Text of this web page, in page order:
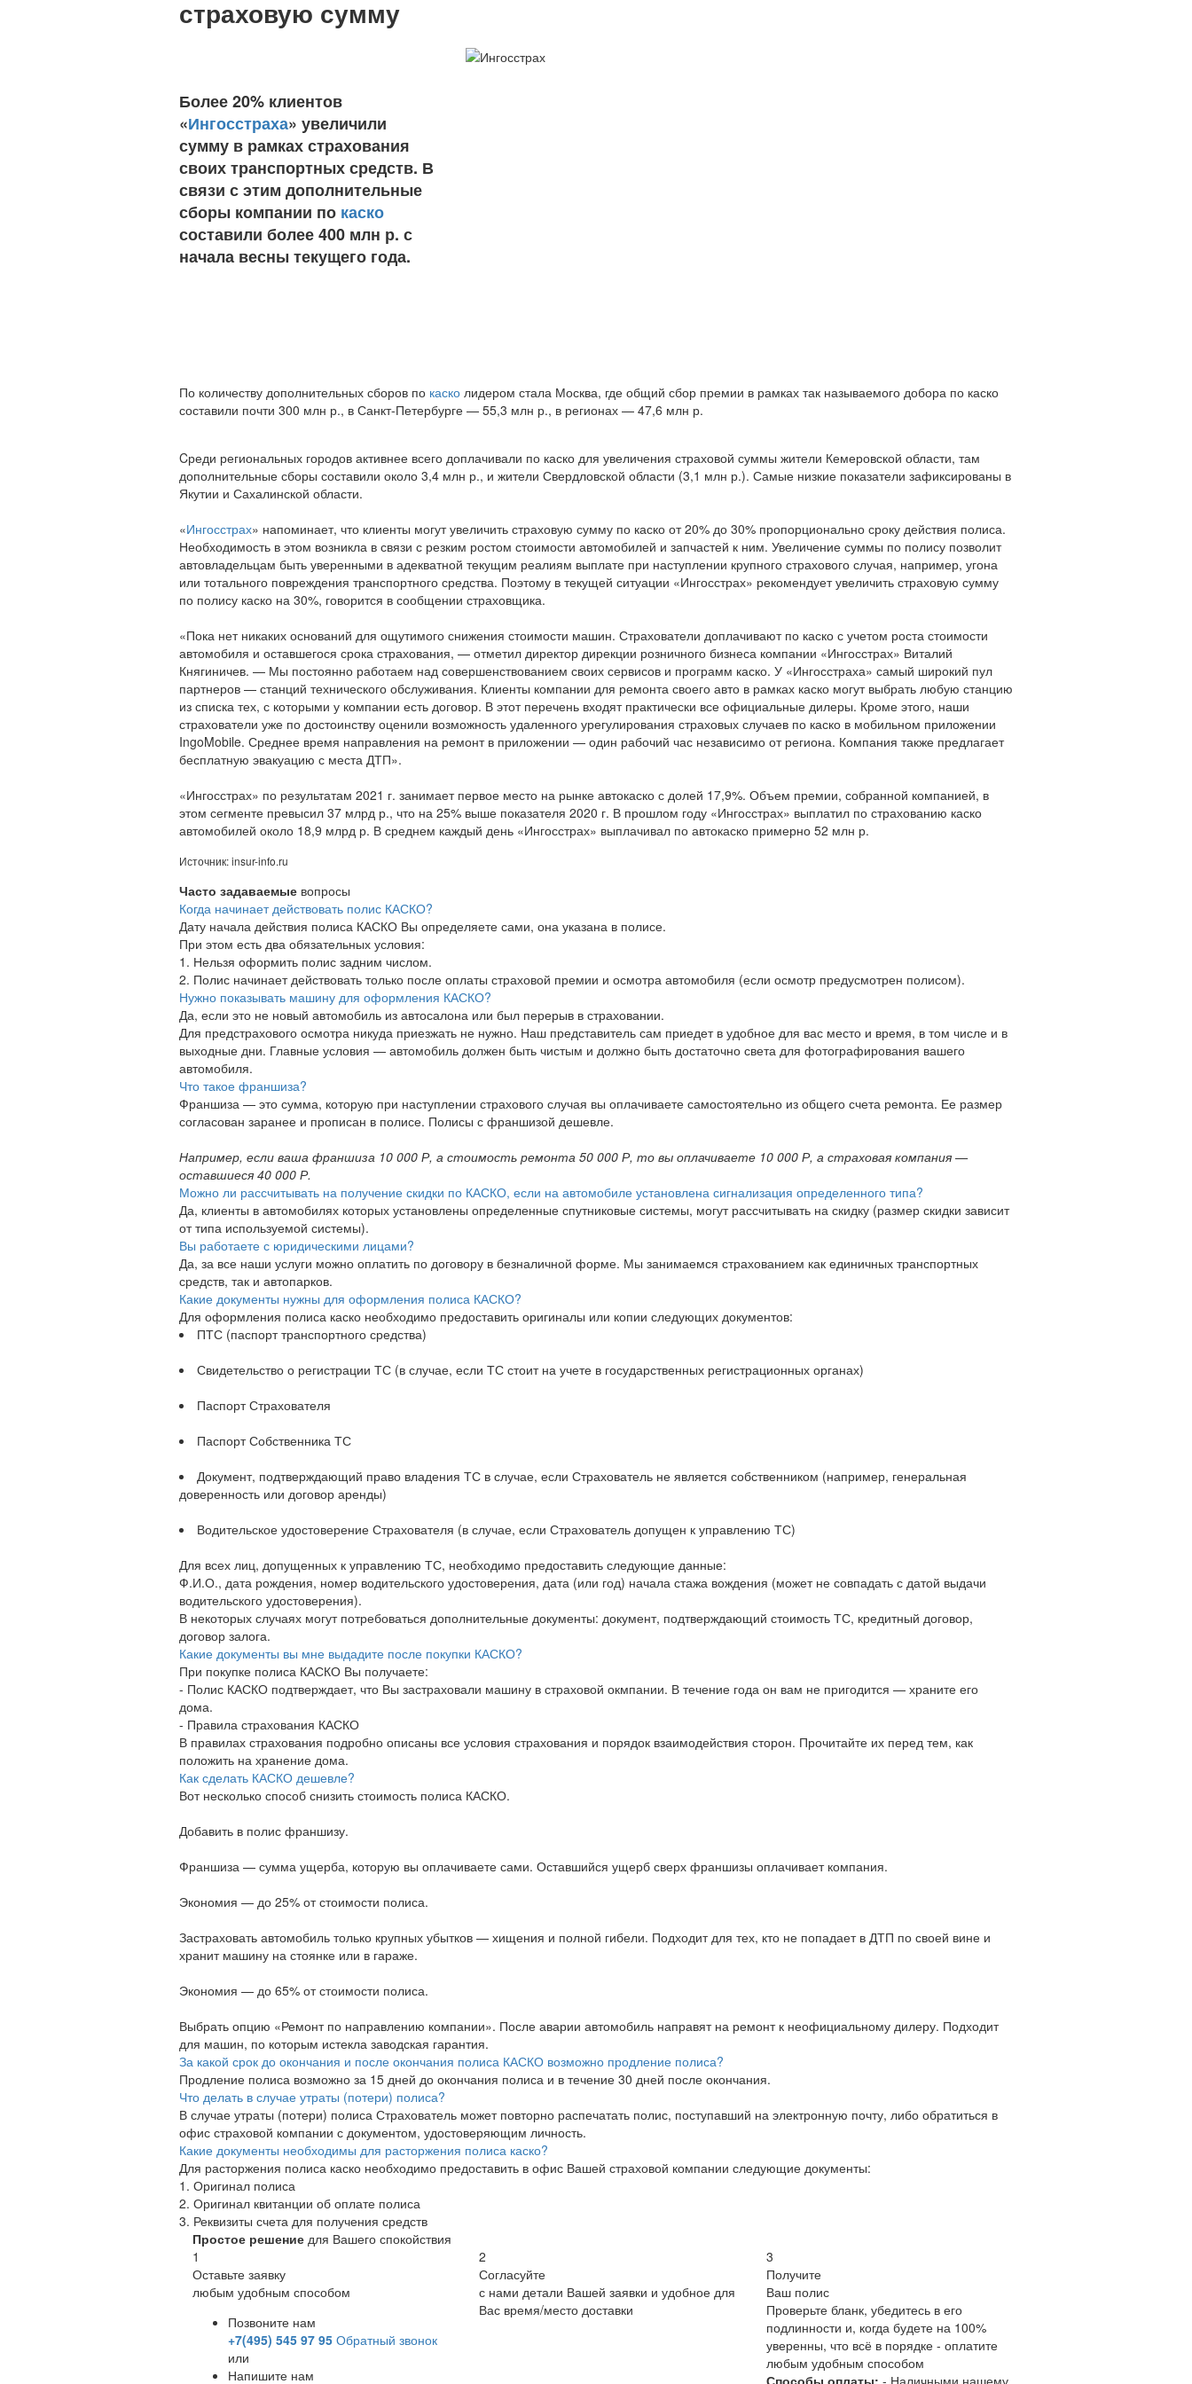
страховую сумму
Более 20% клиентов
«Ингосстраха» увеличили
сумму в рамках страхования
своих транспортных средств. В
связи с этим дополнительные
сборы компании по каско
составили более 400 млн р. с
начала весны текущего года.
По количеству дополнительных сборов по каско лидером стала Москва, где общий сбор премии в рамках так называемого добора по каско
составили почти 300 млн р., в Санкт-Петербурге — 55,3 млн р., в регионах — 47,6 млн р.
Cреди региональных городов активнее всего доплачивали по каско для увеличения страховой суммы жители Кемеровской области, там
дополнительные сборы составили около 3,4 млн р., и жители Свердловской области (3,1 млн р.). Самые низкие показатели зафиксированы в
Якутии и Сахалинской области.
«Ингосстрах» напоминает, что клиенты могут увеличить страховую сумму по каско от 20% до 30% пропорционально сроку действия полиса.
Необходимость в этом возникла в связи с резким ростом стоимости автомобилей и запчастей к ним. Увеличение суммы по полису позволит
автовладельцам быть уверенными в адекватной текущим реалиям выплате при наступлении крупного страхового случая, например, угона
или тотального повреждения транспортного средства. Поэтому в текущей ситуации «Ингосстрах» рекомендует увеличить страховую сумму
по полису каско на 30%, говорится в сообщении страховщика.
«Пока нет никаких оснований для ощутимого снижения стоимости машин. Страхователи доплачивают по каско с учетом роста стоимости
автомобиля и оставшегося срока страхования, — отметил директор дирекции розничного бизнеса компании «Ингосстрах» Виталий
Княгиничев. — Мы постоянно работаем над совершенствованием своих сервисов и программ каско. У «Ингосстраха» самый широкий пул
партнеров — станций технического обслуживания. Клиенты компании для ремонта своего авто в рамках каско могут выбрать любую станцию
из списка тех, с которыми у компании есть договор. В этот перечень входят практически все официальные дилеры. Кроме этого, наши
страхователи уже по достоинству оценили возможность удаленного урегулирования страховых случаев по каско в мобильном приложении
IngoMobile. Среднее время направления на ремонт в приложении — один рабочий час независимо от региона. Компания также предлагает
бесплатную эвакуацию с места ДТП».
«Ингосстрах» по результатам 2021 г. занимает первое место на рынке автокаско с долей 17,9%. Объем премии, собранной компанией, в
этом сегменте превысил 37 млрд р., что на 25% выше показателя 2020 г. В прошлом году «Ингосстрах» выплатил по страхованию каско
автомобилей около 18,9 млрд р. В среднем каждый день «Ингосстрах» выплачивал по автокаско примерно 52 млн р.
Источник: insur-info.ru
Часто задаваемые вопросы
Когда начинает действовать полис КАСКО?
Дату начала действия полиса КАСКО Вы определяете сами, она указана в полисе.
При этом есть два обязательных условия:
1. Нельзя оформить полис задним числом.
2. Полис начинает действовать только после оплаты страховой премии и осмотра автомобиля (если осмотр предусмотрен полисом).
Нужно показывать машину для оформления КАСКО?
Да, если это не новый автомобиль из автосалона или был перерыв в страховании.
Для предстрахового осмотра никуда приезжать не нужно. Наш представитель сам приедет в удобное для вас место и время, в том числе и в
выходные дни. Главные условия — автомобиль должен быть чистым и должно быть достаточно света для фотографирования вашего
автомобиля.
Что такое франшиза?
Франшиза — это сумма, которую при наступлении страхового случая вы оплачиваете самостоятельно из общего счета ремонта. Ее размер
согласован заранее и прописан в полисе. Полисы с франшизой дешевле.
Например, если ваша франшиза 10 000 Р, а стоимость ремонта 50 000 Р, то вы оплачиваете 10 000 Р, а страховая компания —
оставшиеся 40 000 Р.
Можно ли рассчитывать на получение скидки по КАСКО, если на автомобиле установлена сигнализация определенного типа?
Да, клиенты в автомобилях которых установлены определенные спутниковые системы, могут рассчитывать на скидку (размер скидки зависит
от типа используемой системы).
Вы работаете с юридическими лицами?
Да, за все наши услуги можно оплатить по договору в безналичной форме. Мы занимаемся страхованием как единичных транспортных
средств, так и автопарков.
Какие документы нужны для оформления полиса КАСКО?
Для оформления полиса каско необходимо предоставить оригиналы или копии следующих документов:
ПТС (паспорт транспортного средства)
Свидетельство о регистрации ТС (в случае, если ТС стоит на учете в государственных регистрационных органах)
Паспорт Страхователя
Паспорт Собственника ТС
Документ, подтверждающий право владения ТС в случае, если Страхователь не является собственником (например, генеральная
доверенность или договор аренды)
Водительское удостоверение Страхователя (в случае, если Страхователь допущен к управлению ТС)
Для всех лиц, допущенных к управлению ТС, необходимо предоставить следующие данные:
Ф.И.О., дата рождения, номер водительского удостоверения, дата (или год) начала стажа вождения (может не совпадать с датой выдачи
водительского удостоверения).
В некоторых случаях могут потребоваться дополнительные документы: документ, подтверждающий стоимость ТС, кредитный договор,
договор залога.
Какие документы вы мне выдадите после покупки КАСКО?
При покупке полиса КАСКО Вы получаете:
- Полис КАСКО подтверждает, что Вы застраховали машину в страховой окмпании. В течение года он вам не пригодится — храните его
дома.
- Правила страхования КАСКО
В правилах страхования подробно описаны все условия страхования и порядок взаимодействия сторон. Прочитайте их перед тем, как
положить на хранение дома.
Как сделать КАСКО дешевле?
Вот несколько способ снизить стоимость полиса КАСКО.
Добавить в полис франшизу.
Франшиза — сумма ущерба, которую вы оплачиваете сами. Оставшийся ущерб сверх франшизы оплачивает компания.
Экономия — до 25% от стоимости полиса.
Застраховать автомобиль только крупных убытков — хищения и полной гибели. Подходит для тех, кто не попадает в ДТП по своей вине и
хранит машину на стоянке или в гараже.
Экономия — до 65% от стоимости полиса.
Выбрать опцию «Ремонт по направлению компании». После аварии автомобиль направят на ремонт к неофициальному дилеру. Подходит
для машин, по которым истекла заводская гарантия.
За какой срок до окончания и после окончания полиса КАСКО возможно продление полиса?
Продление полиса возможно за 15 дней до окончания полиса и в течение 30 дней после окончания.
Что делать в случае утраты (потери) полиса?
В случае утраты (потери) полиса Страхователь может повторно распечатать полис, поступавший на электронную почту, либо обратиться в
офис страховой компании с документом, удостоверяющим личность.
Какие документы необходимы для расторжения полиса каско?
Для расторжения полиса каско необходимо предоставить в офис Вашей страховой компании следующие документы:
1. Оригинал полиса
2. Оригинал квитанции об оплате полиса
3. Реквизиты счета для получения средств
Простое решение для Вашего спокойствия
1
Оставьте заявку
любым удобным способом
Позвоните нам
+7(495) 545 97 95 Обратный звонок
или
Напишите нам
2
Согласуйте
с нами детали Вашей заявки и удобное для
Вас время/место доставки
3
Получите
Ваш полис
Проверьте бланк, убедитесь в его
подлинности и, когда будете на 100%
уверенны, что всё в порядке - оплатите
любым удобным способом
Способы оплаты: - Наличными нашему